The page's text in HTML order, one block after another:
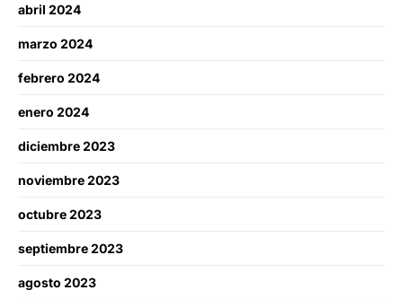
abril 2024
marzo 2024
febrero 2024
enero 2024
diciembre 2023
noviembre 2023
octubre 2023
septiembre 2023
agosto 2023